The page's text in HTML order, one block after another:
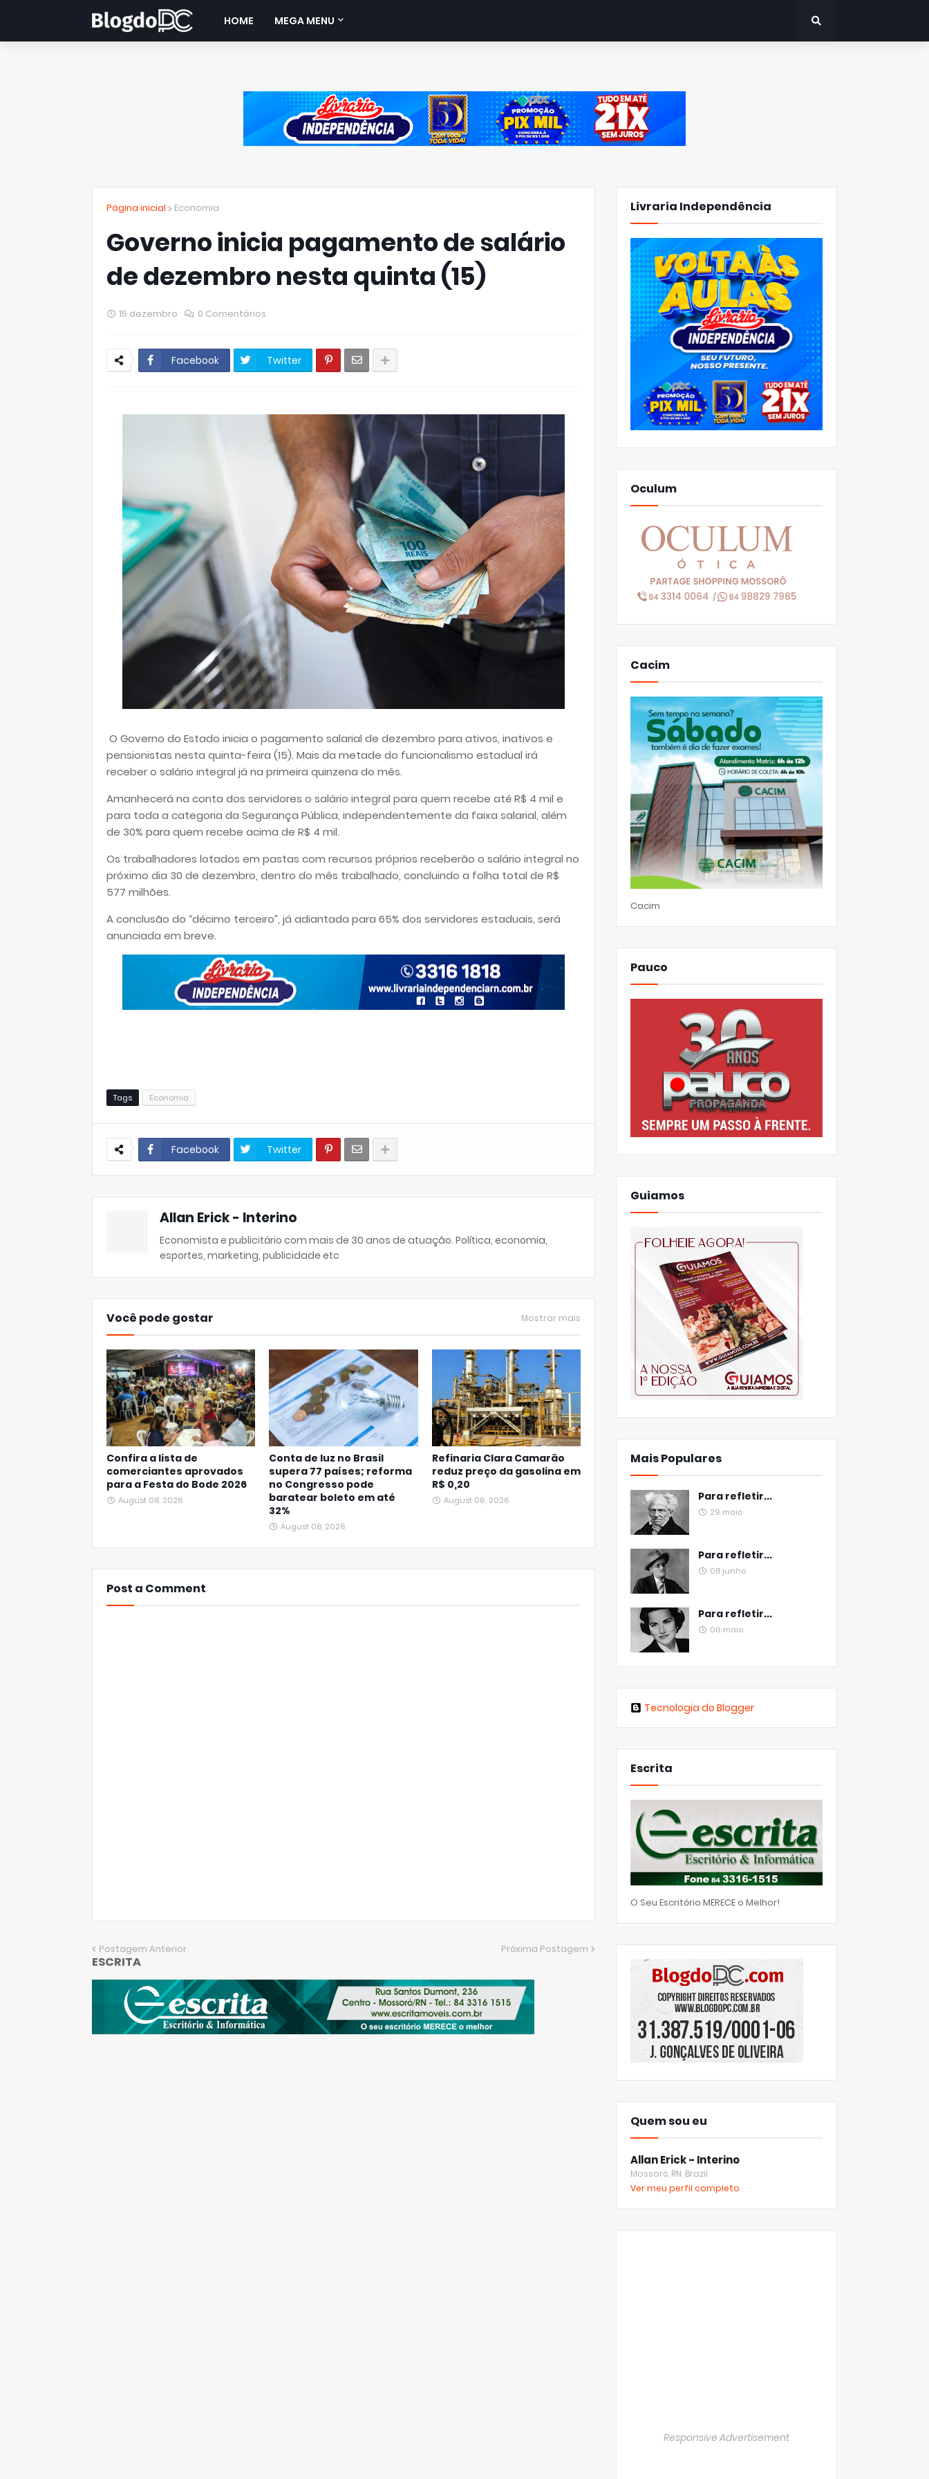
HOME MEGA MENU
Página inicial Economia
Governo inicia pagamento de salário
de dezembro nesta quinta (15)
15 dezembro 0 Comentários
Facebook Twitter
O Governo do Estado inicia o pagamento salarial de dezembro para ativos, inativos e
pensionistas nesta quinta-feira (15). Mais da metade do funcionalismo estadual irá
receber o salário integral já na primeira quinzena do mês.
Amanhecerá na conta dos servidores o salário integral para quem recebe até R$ 4 mil e
para toda a categoria da Segurança Pública, independentemente da faixa salarial, além
de 30% para quem recebe acima de R$ 4 mil.
Os trabalhadores lotados em pastas com recursos próprios receberão o salário integral no
próximo dia 30 de dezembro, dentro do mês trabalhado, concluindo a folha total de R$
577 milhões.
A conclusão do “décimo terceiro”, já adiantada para 65% dos servidores estaduais, será
anunciada em breve.
Tags Economia
Facebook Twitter
Allan Erick - Interino
Economista e publicitário com mais de 30 anos de atuação. Política, economia,
esportes, marketing, publicidade etc
Você pode gostar Mostrar mais
Confira a lista de
comerciantes aprovados
para a Festa do Bode 2026
August 08, 2026
Conta de luz no Brasil
supera 77 países; reforma
no Congresso pode
baratear boleto em até
32%
August 08, 2026
Refinaria Clara Camarão
reduz preço da gasolina em
R$ 0,20
August 06, 2026
Post a Comment
Postagem Anterior Próxima Postagem
ESCRITA
Livraria Independência
Oculum
Cacim
Cacim
Pauco
Guiamos
Mais Populares
Para refletir...
29 maio
Para refletir...
08 junho
Para refletir...
06 maio
Tecnologia do Blogger
Escrita
O Seu Escritório MERECE o Melhor!
Quem sou eu
Allan Erick - Interino
Mossoró, RN, Brazil
Ver meu perfil completo
Responsive Advertisement